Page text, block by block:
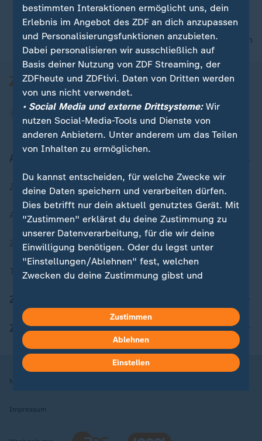
nach oben
Zuletzt veröffentlicht
Aktuelle Sendungs-Videos
ZDFheute Stories
Themen im Überblick
ZDFheute Apps
Nutzungsbedingungen
Impressum
bestimmten Interaktionen ermöglicht uns, dein
Erlebnis im Angebot des ZDF an dich anzupassen
und Personalisierungsfunktionen anzubieten.
Dabei personalisieren wir ausschließlich auf
Basis deiner Nutzung von ZDF Streaming, der
ZDFheute und ZDFtivi. Daten von Dritten werden
von uns nicht verwendet.
• Social Media und externe Drittsysteme:Wir
nutzen Social-Media-Tools und Dienste von
anderen Anbietern. Unter anderem um das Teilen
von Inhalten zu ermöglichen.
Du kannst entscheiden, für welche Zwecke wir
deine Daten speichern und verarbeiten dürfen.
Dies betrifft nur dein aktuell genutztes Gerät. Mit
"Zustimmen" erklärst du deine Zustimmung zu
unserer Datenverarbeitung, für die wir deine
Einwilligung benötigen. Oder du legst unter
"Einstellungen/Ablehnen" fest, welchen
Zwecken du deine Zustimmung gibst und
in deinen Einstellungen widerrufen oder ändern.
Hier findest du das Impressum.
Weitere Informationen findest du in unserer
Datenschutzerklärung.
Zustimmen
Ablehnen
Einstellen